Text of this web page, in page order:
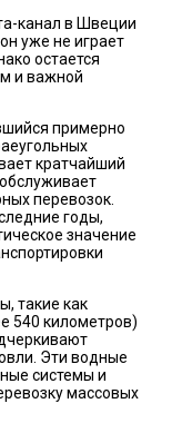
канал в Швеции
уже не играет
остается
и важной
примерно
кратчайший
перевозок.
годы,
значение
такие как
540 километров)
Эти водные
системы и
массовых